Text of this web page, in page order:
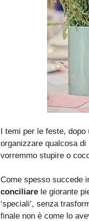
I temi per le feste, dopo
organizzare qualcosa di
vorremmo stupire o
Come spesso succede
conciliare le giorante
‘speciali’, senza
finale non è come lo